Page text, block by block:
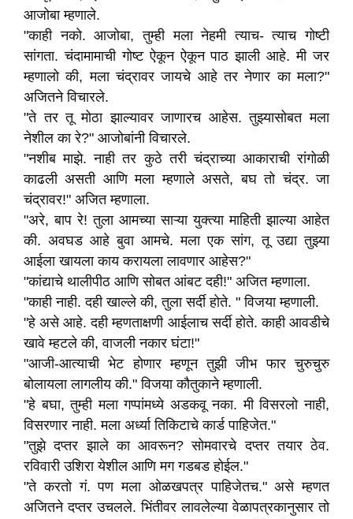
आजोबा म्हणाले.
"काही नको. आजोबा, तुम्ही मला नेहमी त्याच- त्याच गोष्टी
सांगता. चंदामामाची गोष्ट ऐकून ऐकून पाठ झाली आहे. मी जर
म्हणालो की, मला चंद्रावर जायचे आहे तर नेणार का मला?"
अजितने विचारले.
"ते तर तू मोठा झाल्यावर जाणारच आहेस. तुझ्यासोबत मला
नेशील का रे?" आजोबांनी विचारले.
"नशीब माझे. नाही तर कुठे तरी चंद्राच्या आकाराची रांगोळी
काढली असती आणि मला म्हणाले असते, बघ तो चंद्र. जा
चंद्रावर!" अजित म्हणाला.
"अरे, बाप रे! तुला आमच्या साऱ्या युक्त्या माहिती झाल्या आहेत
की. अवघड आहे बुवा आमचे. मला एक सांग, तू उद्या तुझ्या
आईला खायला काय करायला लावणार आहेस?"
"कांद्याचे थालीपीठ आणि सोबत आंबट दही!" अजित म्हणाला.
"काही नाही. दही खाल्ले की, तुला सर्दी होते. " विजया म्हणाली.
"हे असे आहे. दही म्हणताक्षणी आईलाच सर्दी होते. काही आवडीचे
खावे म्हटले की, वाजली नकार घंटा!"
"आजी-आत्याची भेट होणार म्हणून तुझी जीभ फार चुरुचुरु
बोलायला लागलीय की." विजया कौतुकाने म्हणाली.
"हे बघा, तुम्ही मला गप्पांमध्ये अडकवू नका. मी विसरलो नाही,
विसरणार नाही. मला अर्ध्या तिकिटाचे कार्ड पाहिजेत."
"तुझे दप्तर झाले का आवरून? सोमवारचे दप्तर तयार ठेव.
रविवारी उशिरा येशील आणि मग गडबड होईल."
"ते करतो गं. पण मला ओळखपत्र पाहिजेतच." असे म्हणत
अजितने दप्तर उचलले. भिंतीवर लावलेल्या वेळापत्रकानुसार तो